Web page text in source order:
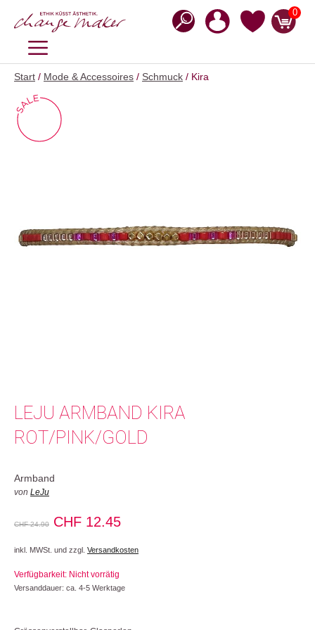
Inhalt
0
MENÜ
Start / Mode & Accessoires / Schmuck / Kira
LEJU ARMBAND KIRA
ROT/PINK/GOLD
Armband
von LeJu
CHF24.90
Ursprünglicher
CHF 24.90
CHF 12.45Aktueller
CHF 12.45.
inkl. MWSt. und zzgl. Versandkosten
Verfügbarkeit: Nicht vorrätig
Versanddauer: ca. 4-5 Werktage